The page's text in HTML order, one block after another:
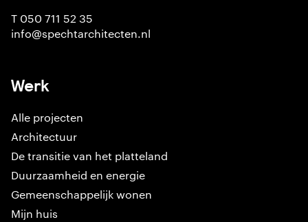
T 050 711 52 35
info@spechtarchitecten.nl
Werk
Alle projecten
Architectuur
De transitie van het platteland
Duurzaamheid en energie
Gemeenschappelijk wonen
Mijn huis